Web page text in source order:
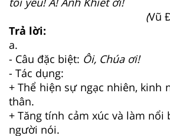
(Vũ
Trả lời:
a.
- Câu đặc biệt: Ôi, Chúa ơi!
- Tác dụng:
+ Thể hiện sự ngạc nhiên, kinh
thân.
+ Tăng tính cảm xúc và làm nổi
người nói.